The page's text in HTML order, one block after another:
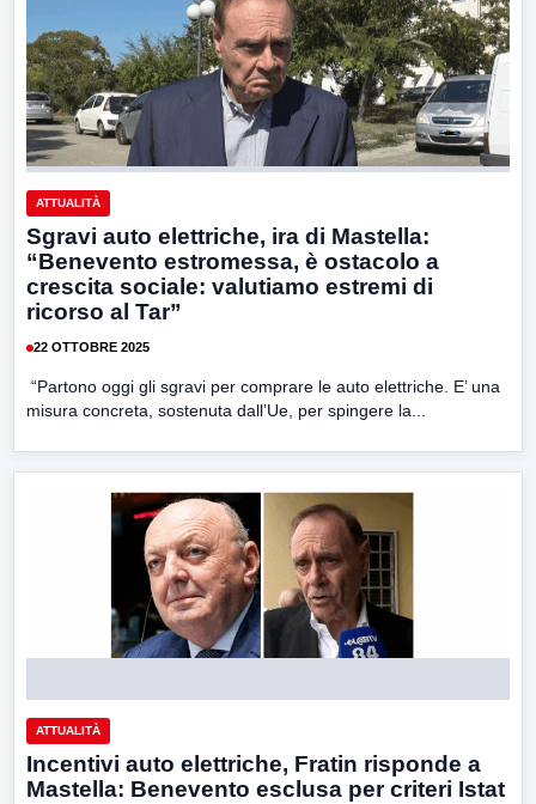
ATTUALITÀ
Sgravi auto elettriche, ira di Mastella:
“Benevento estromessa, è ostacolo a
crescita sociale: valutiamo estremi di
ricorso al Tar”
22 OTTOBRE 2025
“Partono oggi gli sgravi per comprare le auto elettriche. E’ una
misura concreta, sostenuta dall’Ue, per spingere la...
ATTUALITÀ
Incentivi auto elettriche, Fratin risponde a
Mastella: Benevento esclusa per criteri Istat